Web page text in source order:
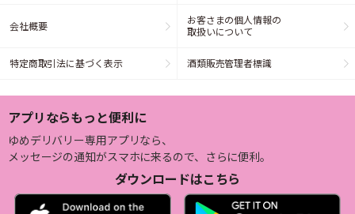
会社概要
お客さまの個人情報の
取扱いについて
特定商取引法に基づく表示 酒類販売管理者標識
アプリならもっと便利に
ゆめデリバリー専用アプリなら、
メッセージの通知がスマホに来るので、さらに便利。
ダウンロードはこちら